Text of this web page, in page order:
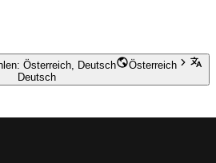
Österreich, Deutsch
Österreich
Deutsch